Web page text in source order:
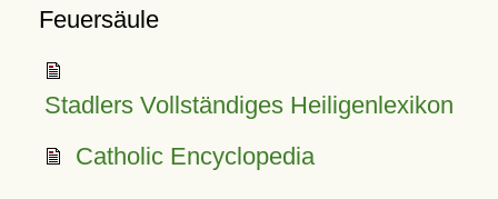
Feuersäule
Stadlers Vollständiges Heiligenlexikon
Catholic Encyclopedia